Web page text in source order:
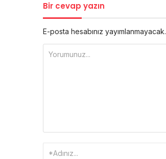
Bir cevap yazın
E-posta hesabınız yayımlanmayacak.